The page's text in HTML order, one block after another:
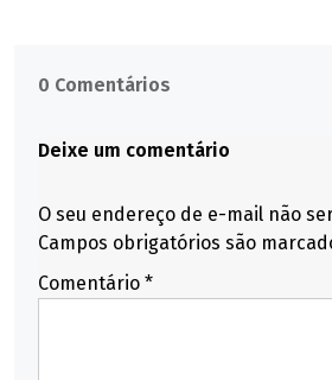
0 Comentários
Deixe um comentário
O seu endereço de e-mail não
Campos obrigatórios são
Comentário *